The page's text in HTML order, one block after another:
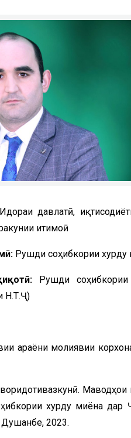
Идораи давлатӣ,
иҷтимоӣ
Рушди соҳибкории хурду
Рушди
Н.Т.Ҷ)
ҷараёни молиявии
хурду миёна дар
2023.